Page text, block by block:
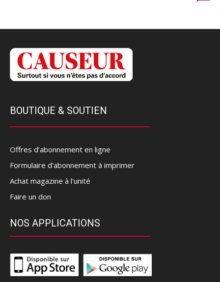
BOUTIQUE & SOUTIEN
Offres d’abonnement en ligne
Formulaire d'abonnement à imprimer
Achat magazine à l'unité
Faire un don
NOS APPLICATIONS